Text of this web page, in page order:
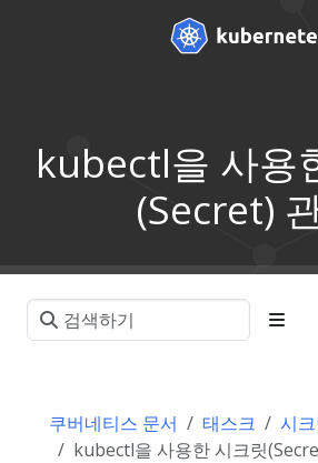
kubectl을 사용
(Secret)
쿠버네티스 문서 태스크
시
kubectl을 사용한 시크릿